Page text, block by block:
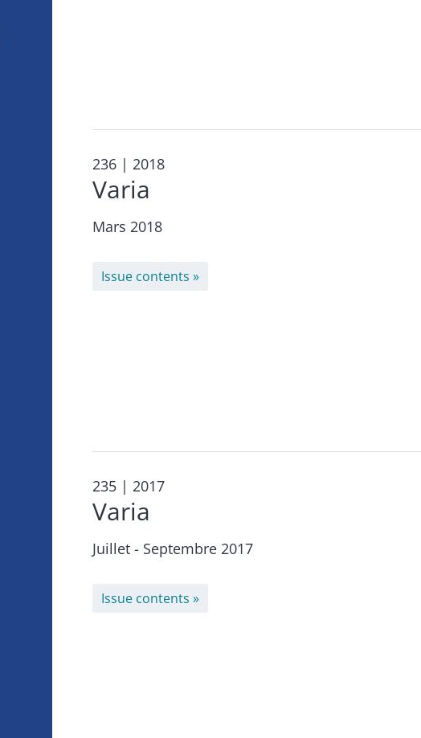
236 | 2018
Varia
Mars 2018
Issue contents
235 | 2017
Varia
Juillet - Septembre 2017
Issue contents